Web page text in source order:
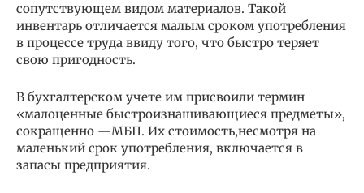
сопутствующем видом материалов. Такой
инвентарь отличается малым сроком употребления
в процессе труда ввиду того, что быстро теряет
свою пригодность.
В бухгалтерском учете им присвоили термин
«малоценные быстроизнашивающиеся предметы»,
сокращенно —МБП. Их стоимость,несмотря на
маленький срок употребления, включается в
запасы предприятия.